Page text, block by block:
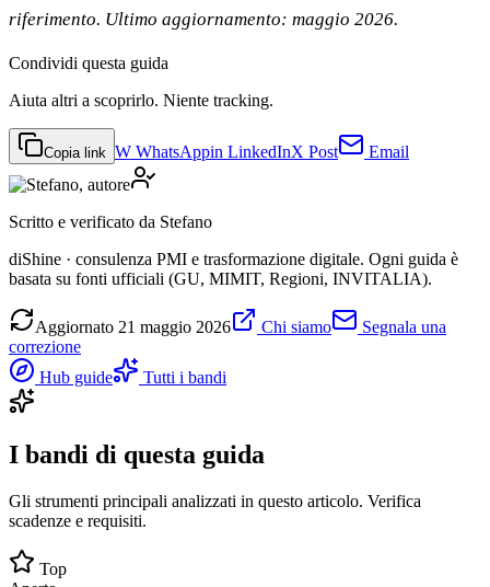
riferimento. Ultimo aggiornamento: maggio 2026.
Condividi questa guida
Aiuta altri a scoprirlo. Niente tracking.
Copia link W WhatsAppin LinkedInX Post Email
Scritto e verificato da Stefano
diShine · consulenza PMI e trasformazione digitale. Ogni guida è
basata su fonti ufficiali (GU, MIMIT, Regioni, INVITALIA).
Aggiornato 21 maggio 2026 Chi siamo
Segnala una
correzione
Hub guide
Tutti i bandi
I bandi di questa guida
Gli strumenti principali analizzati in questo articolo. Verifica
scadenze e requisiti.
Top